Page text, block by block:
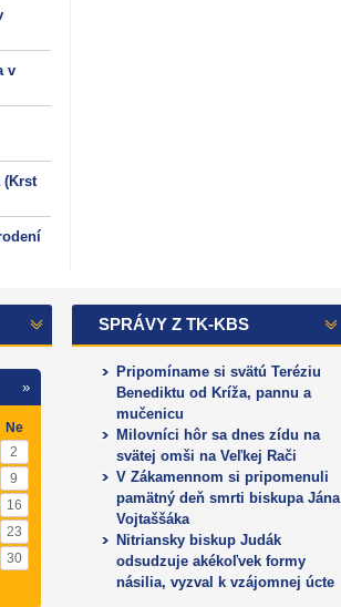
v
(Krst
SPRÁVY Z TK-KBS
Pripomíname si svätú Teréziu
Benediktu od Kríža, pannu a
mučenicu
Milovníci hôr sa dnes zídu na
svätej omši na Veľkej Rači
V Zákamennom si pripomenuli
pamätný deň smrti biskupa Jána
Vojtaššáka
Nitriansky biskup Judák
odsudzuje akékoľvek formy
násilia, vyzval k vzájomnej úcte
»
Ne
2
9
16
23
30